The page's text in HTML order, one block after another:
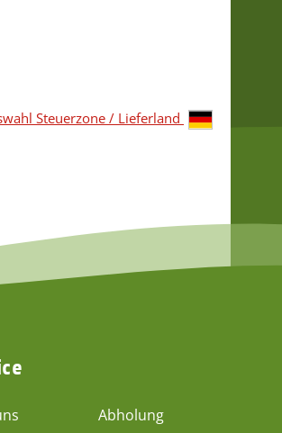
Steuerzone / Lieferland
Abholung